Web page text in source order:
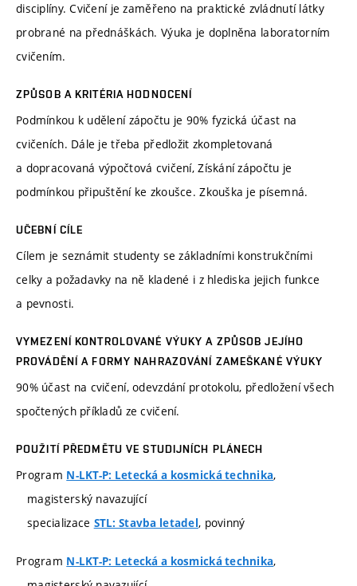
disciplíny. Cvičení je zaměřeno na praktické zvládnutí látky
probrané na přednáškách. Výuka je doplněna laboratorním
cvičením.
ZPŮSOB A KRITÉRIA HODNOCENÍ
Podmínkou k udělení zápočtu je 90% fyzická účast na
cvičeních. Dále je třeba předložit zkompletovaná
a dopracovaná výpočtová cvičení, Získání zápočtu je
podmínkou připuštění ke zkoušce. Zkouška je písemná.
UČEBNÍ CÍLE
Cílem je seznámit studenty se základními konstrukčními
celky a požadavky na ně kladené i z hlediska jejich funkce
a pevnosti.
VYMEZENÍ KONTROLOVANÉ VÝUKY A ZPŮSOB JEJÍHO
PROVÁDĚNÍ A FORMY NAHRAZOVÁNÍ ZAMEŠKANÉ VÝUKY
90% účast na cvičení, odevzdání protokolu, předložení všech
spočtených příkladů ze cvičení.
POUŽITÍ PŘEDMĚTU VE STUDIJNÍCH PLÁNECH
Program N-LKT-P: Letecká a kosmická technika,
magisterský navazující
specializace STL: Stavba letadel, povinný
Program N-LKT-P: Letecká a kosmická technika,